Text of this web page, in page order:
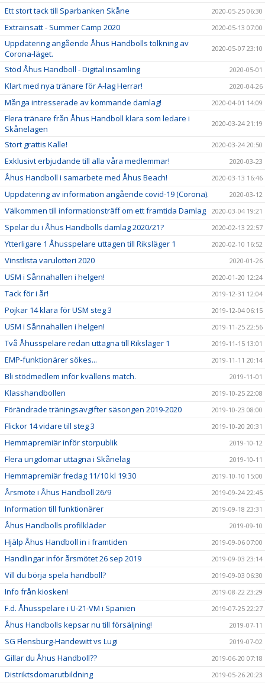
Ett stort tack till Sparbanken Skåne 2020-05-25 06:30
Extrainsatt - Summer Camp 2020 2020-05-13 07:00
Uppdatering angående Åhus Handbolls tolkning av
Corona-läget.
2020-05-07 23:10
Stöd Åhus Handboll - Digital insamling 2020-05-01
Klart med nya tränare för A-lag Herrar! 2020-04-26
Många intresserade av kommande damlag! 2020-04-01 14:09
Flera tränare från Åhus Handboll klara som ledare i
Skånelagen
2020-03-24 21:19
Stort grattis Kalle! 2020-03-24 20:50
Exklusivt erbjudande till alla våra medlemmar! 2020-03-23
Åhus Handboll i samarbete med Åhus Beach! 2020-03-13 16:46
Uppdatering av information angående covid-19 (Corona). 2020-03-12
Välkommen till informationsträff om ett framtida Damlag 2020-03-04 19:21
Spelar du i Åhus Handbolls damlag 2020/21? 2020-02-13 22:57
Ytterligare 1 Åhusspelare uttagen till Riksläger 1 2020-02-10 16:52
Vinstlista varulotteri 2020 2020-01-26
USM i Sånnahallen i helgen! 2020-01-20 12:24
Tack för i år! 2019-12-31 12:04
Pojkar 14 klara för USM steg 3 2019-12-04 06:15
USM i Sånnahallen i helgen! 2019-11-25 22:56
Två Åhusspelare redan uttagna till Riksläger 1 2019-11-15 13:01
EMP-funktionärer sökes... 2019-11-11 20:14
Bli stödmedlem inför kvällens match. 2019-11-01
Klasshandbollen 2019-10-25 22:08
Förändrade träningsavgifter säsongen 2019-2020 2019-10-23 08:00
Flickor 14 vidare till steg 3 2019-10-20 20:31
Hemmapremiär inför storpublik 2019-10-12
Flera ungdomar uttagna i Skånelag 2019-10-11
Hemmapremiär fredag 11/10 kl 19:30 2019-10-10 15:00
Årsmöte i Åhus Handboll 26/9 2019-09-24 22:45
Information till funktionärer 2019-09-18 23:31
Åhus Handbolls profilkläder 2019-09-10
Hjälp Åhus Handboll in i framtiden 2019-09-06 07:00
Handlingar inför årsmötet 26 sep 2019 2019-09-03 23:14
Vill du börja spela handboll? 2019-09-03 06:30
Info från kiosken! 2019-08-22 23:29
F.d. Åhusspelare i U-21-VM i Spanien 2019-07-25 22:27
Åhus Handbolls kepsar nu till försäljning! 2019-07-11
SG Flensburg-Handewitt vs Lugi 2019-07-02
Gillar du Åhus Handboll?? 2019-06-20 07:18
Distriktsdomarutbildning 2019-05-26 20:23